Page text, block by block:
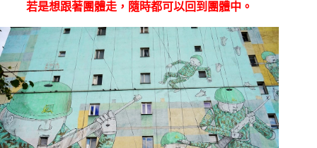
若是想跟著團體走，隨時都可以回到團體中。